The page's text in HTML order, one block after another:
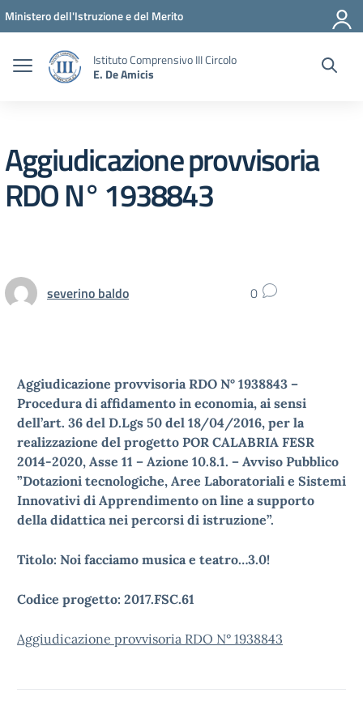
Vai ai contenuti
Vai al menu di navigazione
Vai al footer
Ministero dell'Istruzione e del Merito
Istituto Comprensivo III Circolo
E. De Amicis
Aggiudicazione provvisoria
RDO N° 1938843
severino baldo 0
Aggiudicazione provvisoria RDO N° 1938843 –
Procedura di affidamento in economia, ai sensi
dell’art. 36 del D.Lgs 50 del 18/04/2016, per la
realizzazione del progetto POR CALABRIA FESR
2014-2020, Asse 11 – Azione 10.8.1. – Avviso Pubblico
”Dotazioni tecnologiche, Aree Laboratoriali e Sistemi
Innovativi di Apprendimento on line a supporto
della didattica nei percorsi di istruzione”.
Titolo: Noi facciamo musica e teatro…3.0!
Codice progetto: 2017.FSC.61
Aggiudicazione provvisoria RDO N° 1938843